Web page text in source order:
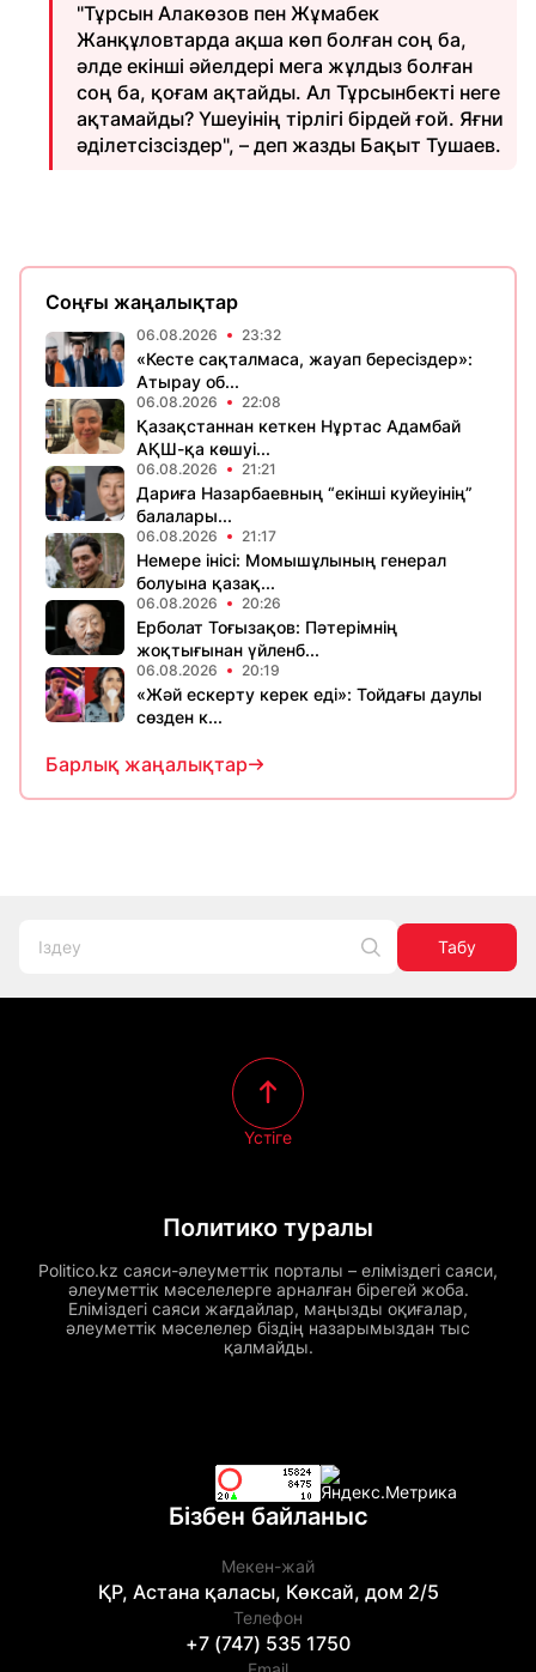
"Тұрсын Алакөзов пен Жұмабек
Жанқұловтарда ақша көп болған соң ба,
әлде екінші әйелдері мега жұлдыз болған
соң ба, қоғам ақтайды. Ал Тұрсынбекті неге
ақтамайды? Үшеуінің тірлігі бірдей ғой. Яғни
әділетсізсіздер", – деп жазды Бақыт Тушаев.
Соңғы жаңалықтар
06.08.2026 23:32
«Кесте сақталмаса, жауап бересіздер»:
Атырау об...
06.08.2026 22:08
Қазақстаннан кеткен Нұртас Адамбай
АҚШ-қа көшуі...
06.08.2026 21:21
Дариға Назарбаевның “екінші куйеуінің”
балалары...
06.08.2026 21:17
Немере інісі: Момышұлының генерал
болуына қазақ...
06.08.2026 20:26
Ерболат Тоғызақов: Пәтерімнің
жоқтығынан үйленб...
06.08.2026 20:19
«Жәй ескерту керек еді»: Тойдағы даулы
сөзден к...
Барлық жаңалықтар
Табу
Политико туралы
Politico.kz саяси-әлеуметтік порталы – еліміздегі саяси,
әлеуметтік мәселелерге арналған бірегей жоба.
Еліміздегі саяси жағдайлар, маңызды оқиғалар,
әлеуметтік мәселелер біздің назарымыздан тыс
қалмайды.
Үстіге
Бізбен байланыс
Мекен-жай
ҚР, Астана қаласы, Көксай, дом 2/5
Телефон
+7 (747) 535 1750